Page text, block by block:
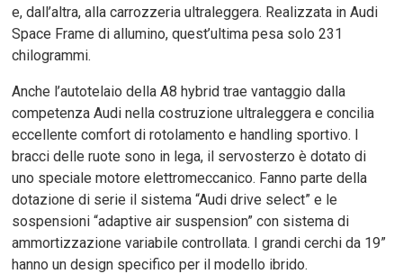
e, dall’altra, alla carrozzeria ultraleggera. Realizzata in Audi
Space Frame di allumino, quest’ultima pesa solo 231
chilogrammi.
Anche l’autotelaio della A8 hybrid trae vantaggio dalla
competenza Audi nella costruzione ultraleggera e concilia
eccellente comfort di rotolamento e handling sportivo. I
bracci delle ruote sono in lega, il servosterzo è dotato di
uno speciale motore elettromeccanico. Fanno parte della
dotazione di serie il sistema “Audi drive select” e le
sospensioni “adaptive air suspension” con sistema di
ammortizzazione variabile controllata. I grandi cerchi da 19”
hanno un design specifico per il modello ibrido.